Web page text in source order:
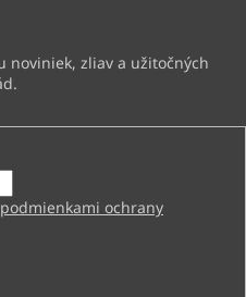
podmienkami ochrany